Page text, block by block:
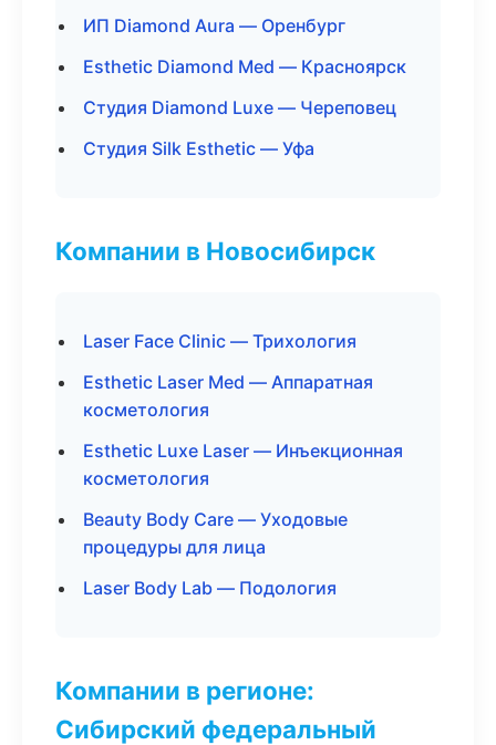
ИП Diamond Aura — Оренбург
Esthetic Diamond Med — Красноярск
Студия Diamond Luxe — Череповец
Студия Silk Esthetic — Уфа
Компании в Новосибирск
Laser Face Clinic — Трихология
Esthetic Laser Med — Аппаратная
косметология
Esthetic Luxe Laser — Инъекционная
косметология
Beauty Body Care — Уходовые
процедуры для лица
Laser Body Lab — Подология
Компании в регионе:
Сибирский федеральный